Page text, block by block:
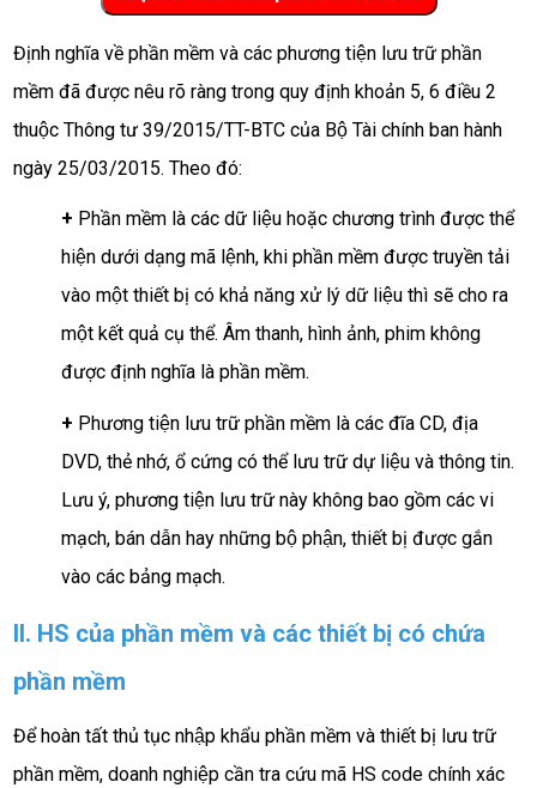
Định nghĩa về phần mềm và các phương tiện lưu trữ phần
mềm đã được nêu rõ ràng trong quy định khoản 5, 6 điều 2
thuộc Thông tư 39/2015/TT-BTC của Bộ Tài chính ban hành
ngày 25/03/2015. Theo đó:
+ Phần mềm là các dữ liệu hoặc chương trình được thể
hiện dưới dạng mã lệnh, khi phần mềm được truyền tải
vào một thiết bị có khả năng xử lý dữ liệu thì sẽ cho ra
một kết quả cụ thể. Âm thanh, hình ảnh, phim không
được định nghĩa là phần mềm.
+ Phương tiện lưu trữ phần mềm là các đĩa CD, địa
DVD, thẻ nhớ, ổ cứng có thể lưu trữ dự liệu và thông tin.
Lưu ý, phương tiện lưu trữ này không bao gồm các vi
mạch, bán dẫn hay những bộ phận, thiết bị được gắn
vào các bảng mạch.
II. HS của phần mềm và các thiết bị có chứa
phần mềm
Để hoàn tất thủ tục nhập khẩu phần mềm và thiết bị lưu trữ
phần mềm, doanh nghiệp cần tra cứu mã HS code chính xác